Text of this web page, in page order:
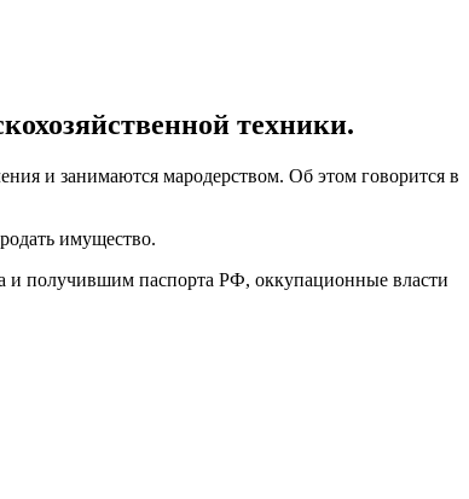
техники.
и занимаются мародерством. Об этом говорится в
имущество.
и получившим паспорта РФ, оккупационные власти